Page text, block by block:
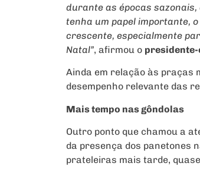
durante as épocas
tenha um papel importante,
crescente, especialmente
Natal”, afirmou o presidente-
Ainda em relação às praças
desempenho relevante das
Mais tempo nas gôndolas
Outro ponto que chamou a
da presença dos panetones
prateleiras mais tarde,